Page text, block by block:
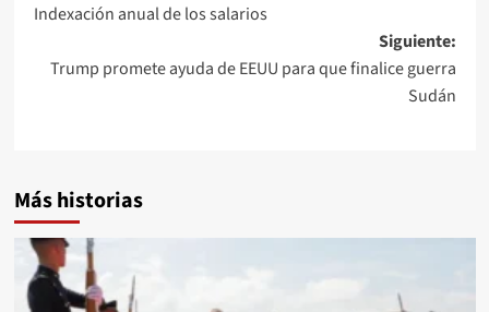
Indexación anual de los salarios
Siguiente:
Trump promete ayuda de EEUU para que finalice guerra
Sudán
Más historias